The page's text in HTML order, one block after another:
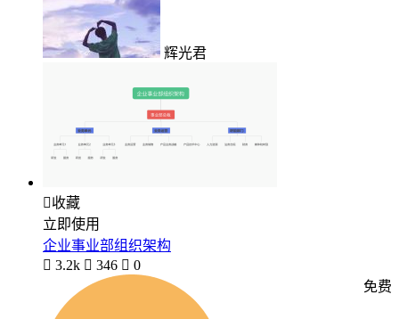
辉光君
收藏
立即使用
企业事业部组织架构
 3.2k  346  0
免费